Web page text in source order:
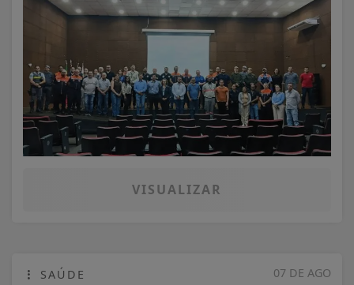
VISUALIZAR
07 DE AGO
SAÚDE